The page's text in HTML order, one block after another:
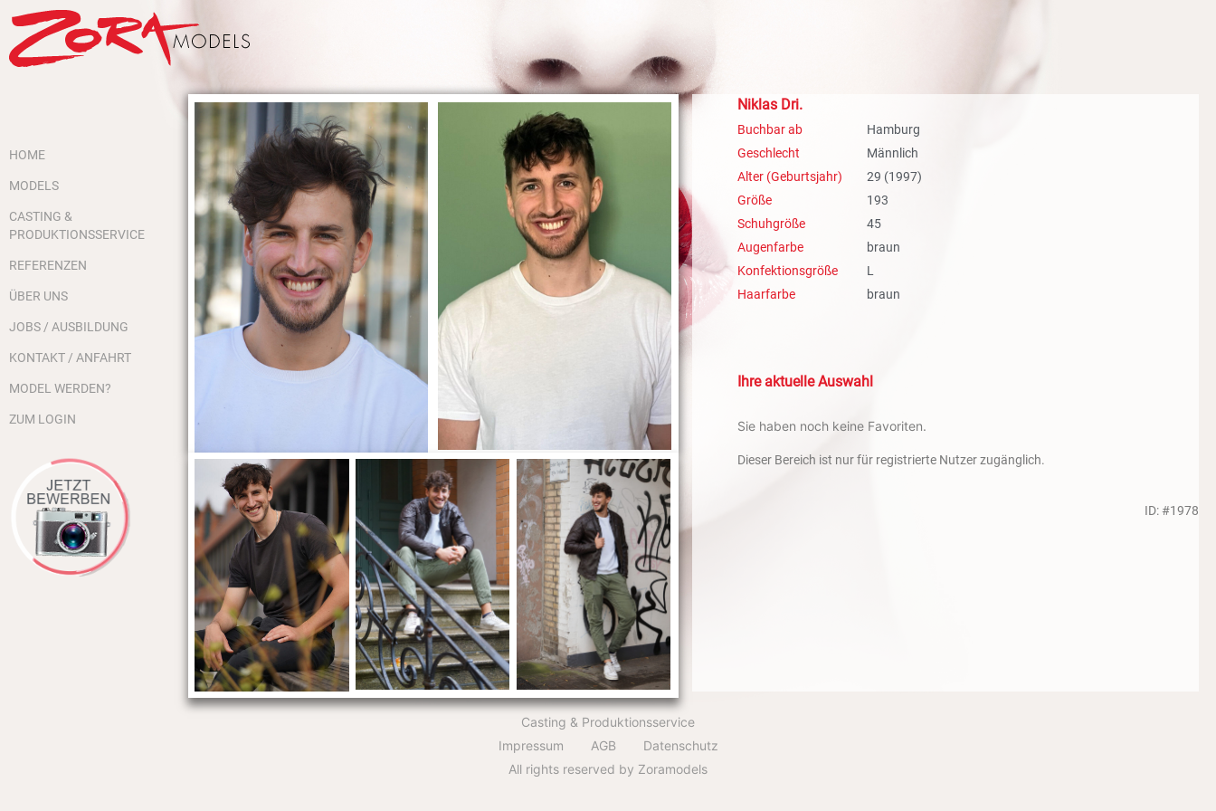
HOME
MODELS
CASTING &
PRODUKTIONSSERVICE
REFERENZEN
ÜBER UNS
JOBS / AUSBILDUNG
KONTAKT / ANFAHRT
MODEL WERDEN?
ZUM LOGIN
Niklas Dri.
Buchbar ab
Hamburg
Geschlecht
Männlich
Alter (Geburtsjahr)
29 (1997)
Größe
193
Schuhgröße
45
Augenfarbe
braun
Konfektionsgröße
L
Haarfarbe
braun
Ihre aktuelle Auswahl
Sie haben noch keine Favoriten.
Dieser Bereich ist nur für registrierte Nutzer zugänglich.
ID: #1978
Casting & Produktionsservice
Impressum
AGB
Datenschutz
All rights reserved by Zoramodels